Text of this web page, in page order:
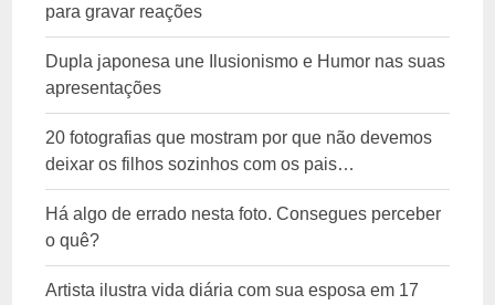
para gravar reações
Dupla japonesa une Ilusionismo e Humor nas suas
apresentações
20 fotografias que mostram por que não devemos
deixar os filhos sozinhos com os pais…
Há algo de errado nesta foto. Consegues perceber
o quê?
Artista ilustra vida diária com sua esposa em 17